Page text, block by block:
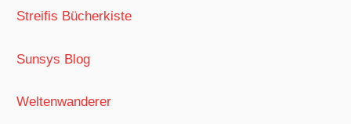
Streifis Bücherkiste
Sunsys Blog
Weltenwanderer